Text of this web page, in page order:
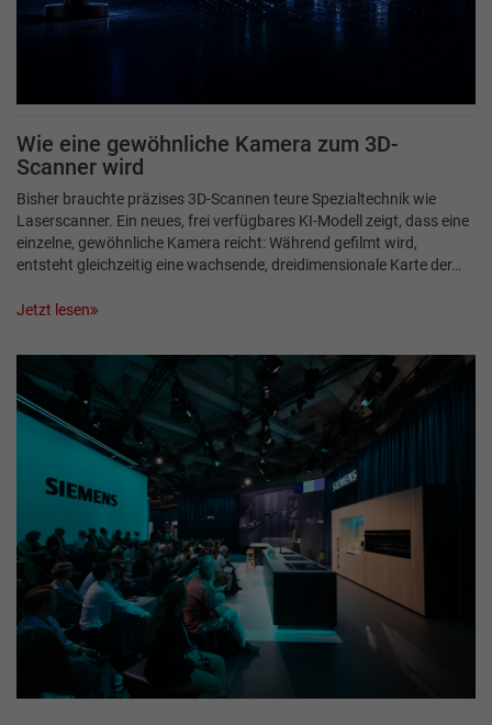
Wie eine gewöhnliche Kamera zum 3D-
Scanner wird
Bisher brauchte präzises 3D-Scannen teure Spezialtechnik wie
Laserscanner. Ein neues, frei verfügbares KI-Modell zeigt, dass eine
einzelne, gewöhnliche Kamera reicht: Während gefilmt wird,
entsteht gleichzeitig eine wachsende, dreidimensionale Karte der…
Jetzt lesen